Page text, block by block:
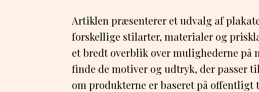
Artiklen præsenterer et udvalg af
forskellige stilarter, materialer og
et bredt overblik over mulighederne på
finde de motiver og udtryk, der passer
om produkterne er baseret på